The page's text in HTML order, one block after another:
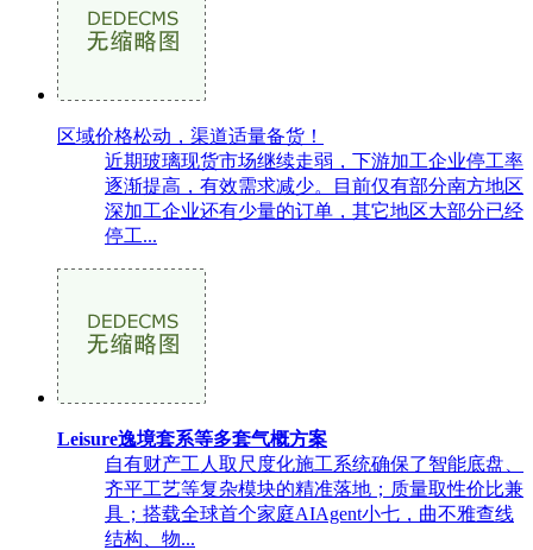
区域价格松动，渠道适量备货！
近期玻璃现货市场继续走弱，下游加工企业停工率
逐渐提高，有效需求减少。目前仅有部分南方地区
深加工企业还有少量的订单，其它地区大部分已经
停工...
Leisure逸境套系等多套气概方案
自有财产工人取尺度化施工系统确保了智能底盘、
齐平工艺等复杂模块的精准落地；质量取性价比兼
具；搭载全球首个家庭AIAgent小七，曲不雅查线
结构、物...